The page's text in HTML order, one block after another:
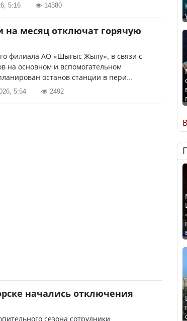
5:16 14380
на месяц отключат горячую
филиала АО «Шығыс Жылу», в связи с
на основном и вспомогательном
останов станции в пери...
5:54 2492
начались отключения
сезона сотрудники